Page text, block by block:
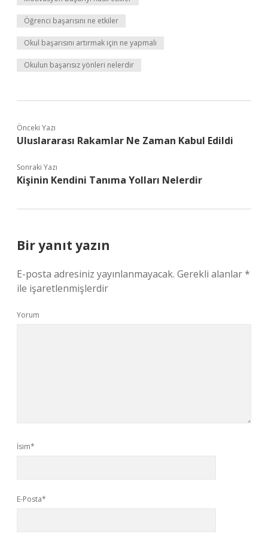
Öğrenci başarısını ne etkiler
Okul başarısını artırmak için ne yapmalı
Okulun başarısız yönleri nelerdir
Önceki Yazı
Uluslararası Rakamlar Ne Zaman Kabul Edildi
Sonraki Yazı
Kişinin Kendini Tanıma Yolları Nelerdir
Bir yanıt yazın
E-posta adresiniz yayınlanmayacak. Gerekli alanlar*
ile işaretlenmişlerdir
Yorum
İsim*
E-Posta*